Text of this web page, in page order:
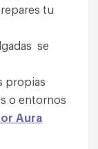
tu
se
propias
o entornos
Aura